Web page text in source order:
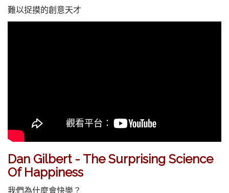
難以捉摸的創意天才
Dan Gilbert - The Surprising Science
Of Happiness
我們為什麼會快樂？